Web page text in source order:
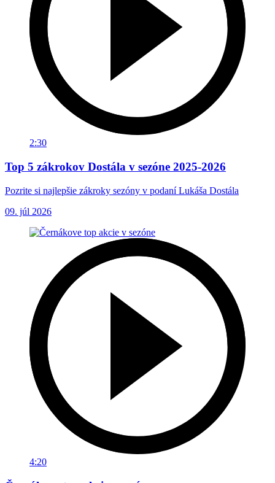
2:30
Top 5 zákrokov Dostála v sezóne 2025-2026
Pozrite si najlepšie zákroky sezóny v podaní Lukáša Dostála
09. júl 2026
4:20